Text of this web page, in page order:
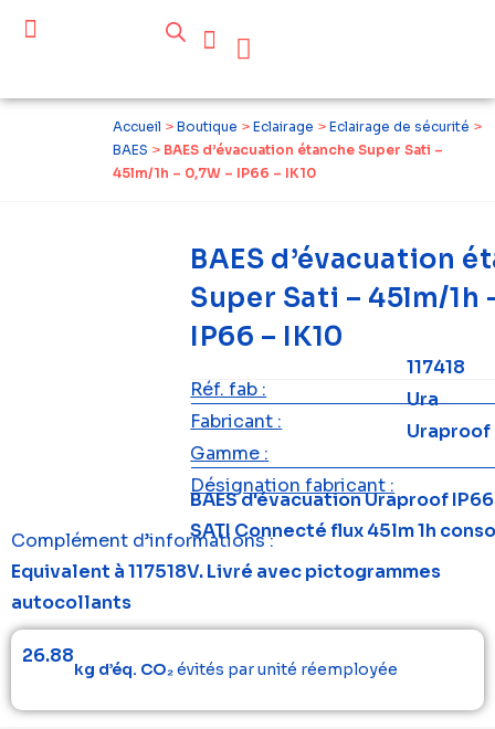
Accueil > Boutique > Eclairage > Eclairage de sécurité >
BAES > BAES d’évacuation étanche Super Sati –
45lm/1h – 0,7W – IP66 – IK10
BAES d’évacuation
Super Sati – 45lm/1h
IP66 – IK10
Réf. fab :
117418
Fabricant :
Ura
Gamme :
Uraproof
Désignation fabricant :
BAES d'évacuation Uraproof
SATI Connecté flux 45lm 1h
Complément d’informations :
Equivalent à 117518V. Livré avec pictogrammes
autocollants
26.88
kg d’éq. CO₂évités par unité réemployée